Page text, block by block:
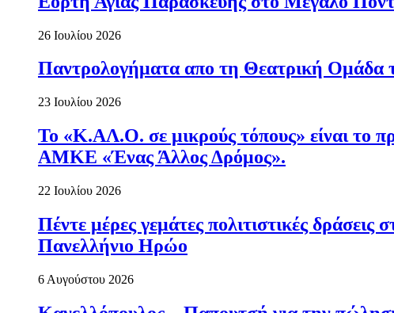
26 Ιουλίου 2026
Παντρολογήματα απο τη Θεατρική Ομάδα
23 Ιουλίου 2026
Το «Κ.ΑΛ.Ο. σε μικρούς τόπους» είναι το
ΑΜΚΕ «Ένας Άλλος Δρόμος».
22 Ιουλίου 2026
Πέντε μέρες γεμάτες πολιτιστικές
Πανελλήνιο Ηρώο
6 Αυγούστου 2026